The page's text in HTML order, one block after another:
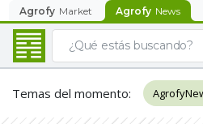
Agrofy Market Agrofy News
Temas del momento: